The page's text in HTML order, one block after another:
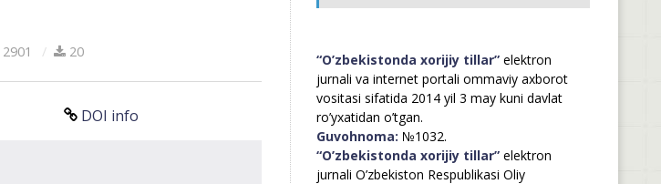
2901 20
DOI info
“O’zbekistonda xorijiy tillar”elektron
jurnali va internet portali ommaviy axborot
vositasi sifatida 2014 yil 3 may kuni davlat
ro’yxatidan o’tgan.
Guvohnoma: №1032.
“O’zbekistonda xorijiy tillar”elektron
jurnali O’zbekiston Respublikasi Oliy